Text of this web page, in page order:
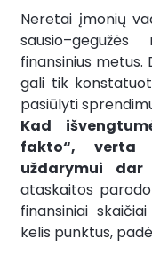
Neretai įmonių
finansinius metus.
gali tik
pasiūlyti
Kad
fakto“, verta
uždarymui
ataskaitos
finansiniai
kelis punktus,